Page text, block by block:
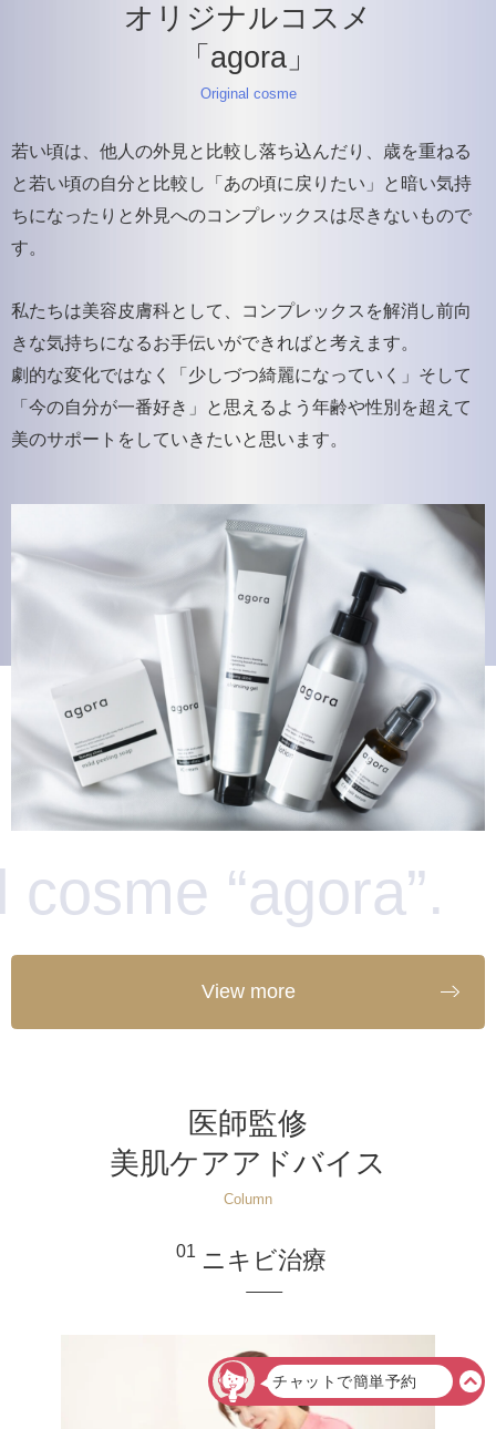
オリジナルコスメ
「agora」
Original cosme
若い頃は、他人の外見と比較し落ち込んだり、歳を重ねる
と若い頃の自分と比較し「あの頃に戻りたい」と暗い気持
ちになったりと外見へのコンプレックスは尽きないもので
す。
私たちは美容皮膚科として、コンプレックスを解消し前向
きな気持ちになるお手伝いができればと考えます。
劇的な変化ではなく「少しづつ綺麗になっていく」そして
「今の自分が一番好き」と思えるよう年齢や性別を超えて
美のサポートをしていきたいと思います。
View more
Original
医師監修
美肌ケアアドバイス
Column
01 ニキビ治療